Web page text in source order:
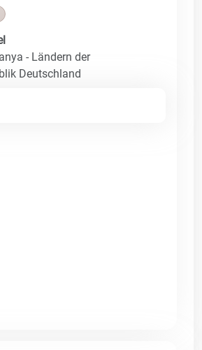
- Ländern der
Deutschland